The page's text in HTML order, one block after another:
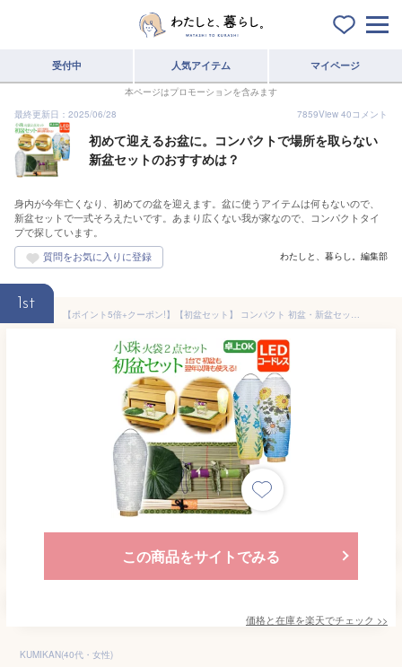
受付中 人気アイテム マイページ
本ページはプロモーションを含みます
最終更新日：2025/06/28
7859View 40コメント
初めて迎えるお盆に。コンパクトで場所を取らない
新盆セットのおすすめは？
身内が今年亡くなり、初めての盆を迎えます。盆に使うアイテムは何もないので、
新盆セットで一式そろえたいです。あまり広くない我が家なので、コンパクトタイ
プで探しています。
わたしと、暮らし。編集部
1st
【ポイント5倍+クーポン!】【初盆セット】 コンパクト 初盆・新盆セット 小珠 火袋2点セット（白紋天＆美濃菊または桔梗）【K-3】 新盆 セット 盆提灯 ミニ 初盆 提灯 白提灯 LED 盆提灯 盆ちょうちん お盆提灯 (お盆 新盆飾り 初盆飾り お盆飾り 盆飾り マンション 灯篭)
この商品をサイトでみる
価格と在庫を楽天でチェック >>
KUMIKAN(40代・女性)